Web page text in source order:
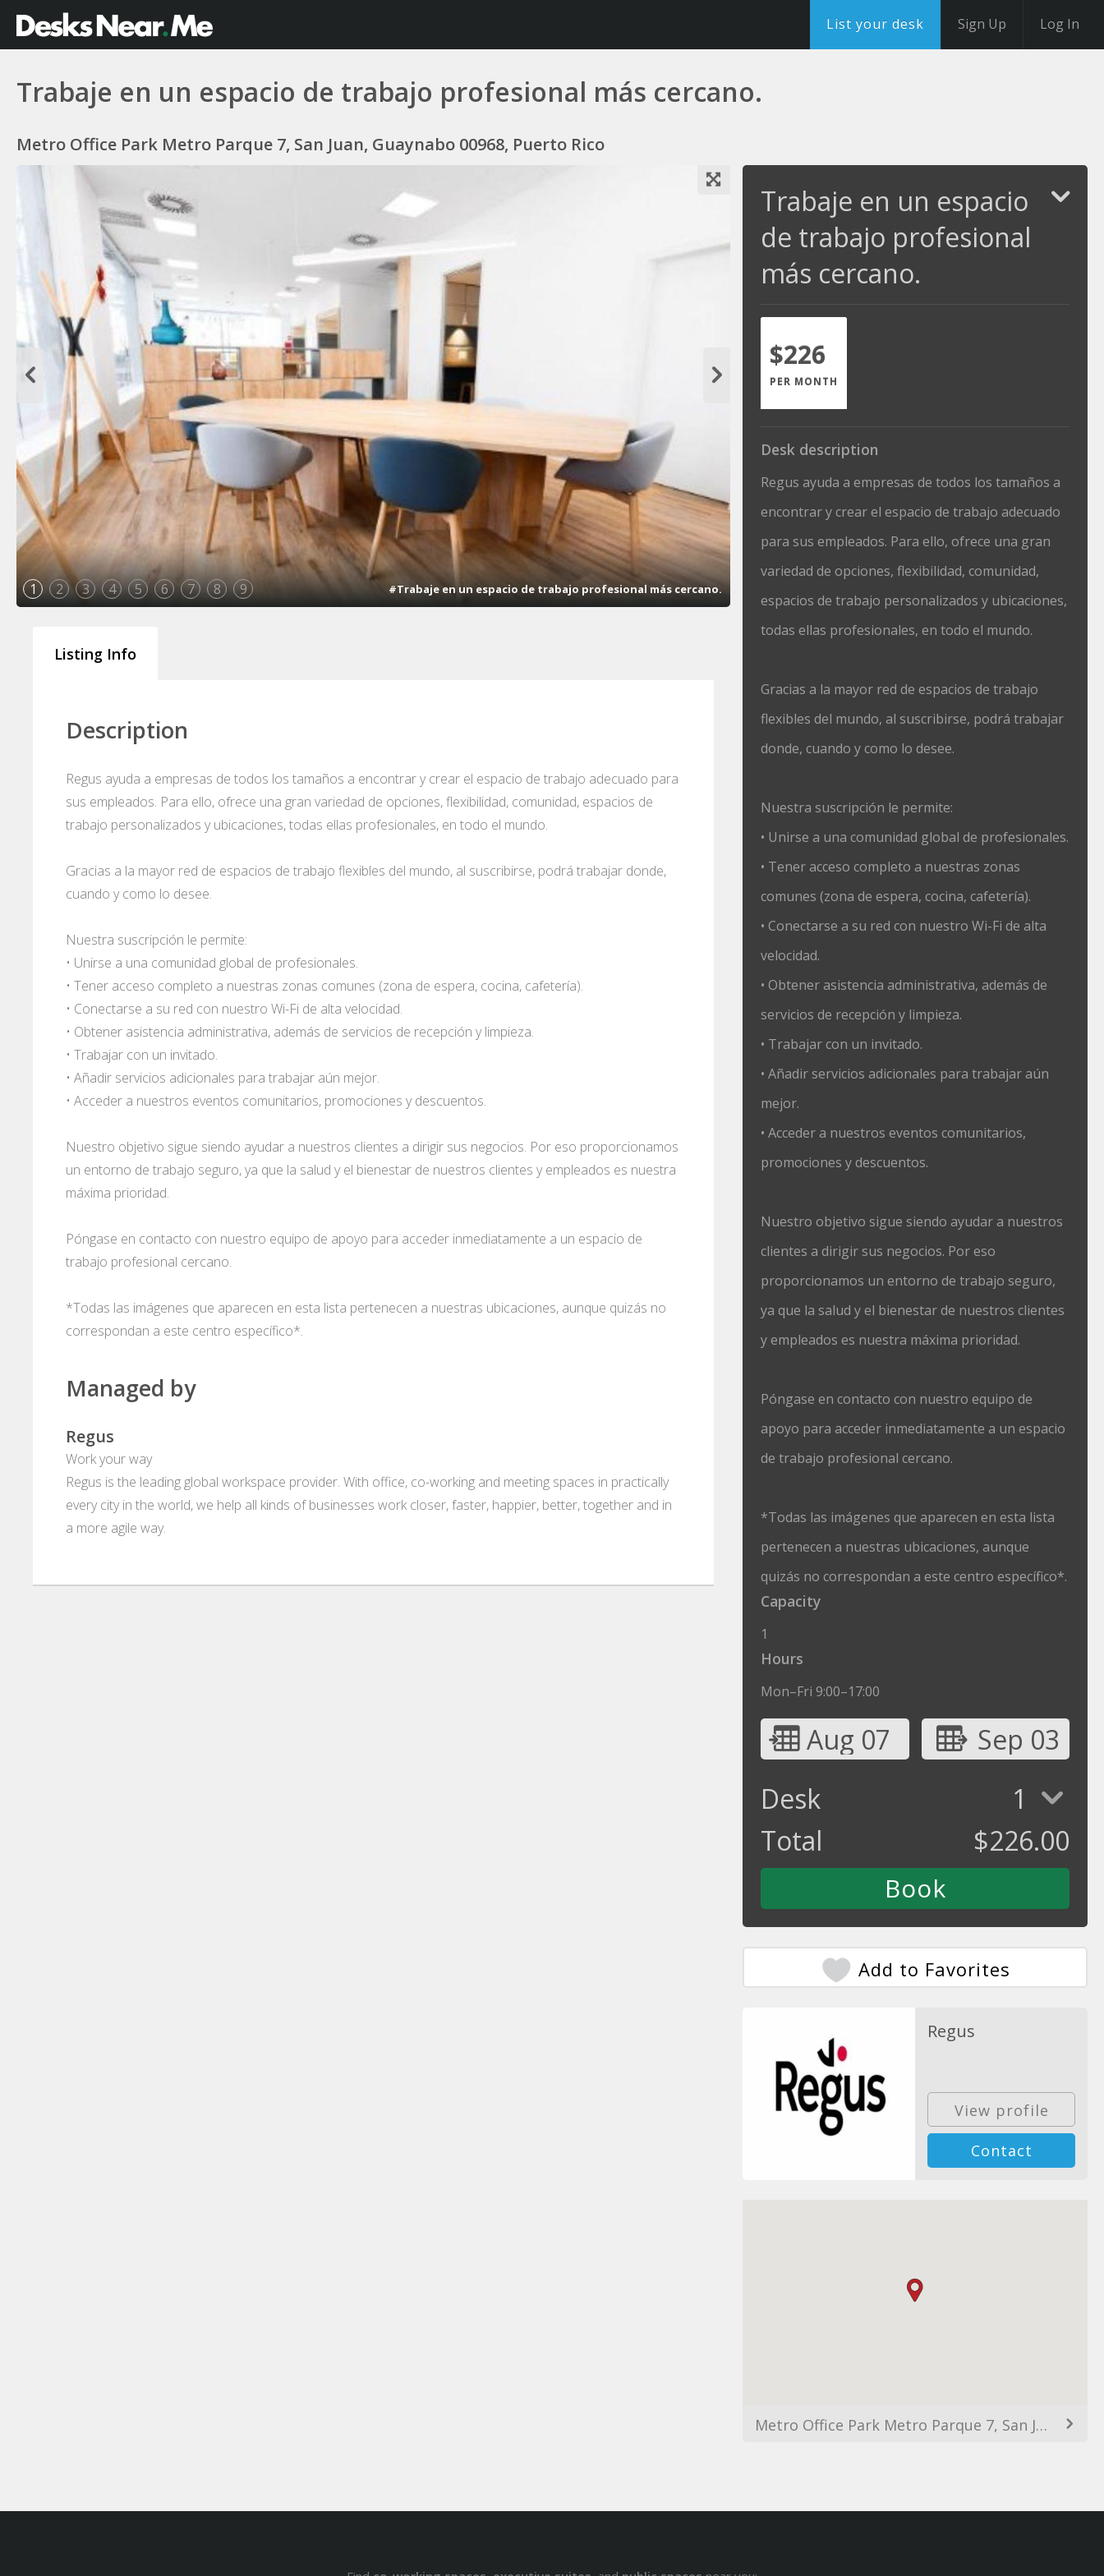
List your desk Sign Up Log In
Trabaje en un espacio de trabajo profesional más cercano.
Metro Office Park Metro Parque 7, San Juan, Guaynabo 00968, Puerto Rico
1 2 3 4 5 6 7 8 9 #Trabaje en un espacio de trabajo profesional más cercano.
Listing Info
Description
Regus ayuda a empresas de todos los tamaños a encontrar y crear el espacio de trabajo adecuado para
sus empleados. Para ello, ofrece una gran variedad de opciones, flexibilidad, comunidad, espacios de
trabajo personalizados y ubicaciones, todas ellas profesionales, en todo el mundo.
Gracias a la mayor red de espacios de trabajo flexibles del mundo, al suscribirse, podrá trabajar donde,
cuando y como lo desee.
Nuestra suscripción le permite:
• Unirse a una comunidad global de profesionales.
• Tener acceso completo a nuestras zonas comunes (zona de espera, cocina, cafetería).
• Conectarse a su red con nuestro Wi-Fi de alta velocidad.
• Obtener asistencia administrativa, además de servicios de recepción y limpieza.
• Trabajar con un invitado.
• Añadir servicios adicionales para trabajar aún mejor.
• Acceder a nuestros eventos comunitarios, promociones y descuentos.
Nuestro objetivo sigue siendo ayudar a nuestros clientes a dirigir sus negocios. Por eso proporcionamos
un entorno de trabajo seguro, ya que la salud y el bienestar de nuestros clientes y empleados es nuestra
máxima prioridad.
Póngase en contacto con nuestro equipo de apoyo para acceder inmediatamente a un espacio de
trabajo profesional cercano.
*Todas las imágenes que aparecen en esta lista pertenecen a nuestras ubicaciones, aunque quizás no
correspondan a este centro específico*.
Managed by
Regus
Work your way
Regus is the leading global workspace provider. With office, co-working and meeting spaces in practically
every city in the world, we help all kinds of businesses work closer, faster, happier, better, together and in
a more agile way.
Trabaje en un espacio
de trabajo profesional
más cercano.
$226
PER MONTH
Desk description
Regus ayuda a empresas de todos los tamaños a
encontrar y crear el espacio de trabajo adecuado
para sus empleados. Para ello, ofrece una gran
variedad de opciones, flexibilidad, comunidad,
espacios de trabajo personalizados y ubicaciones,
todas ellas profesionales, en todo el mundo.
Gracias a la mayor red de espacios de trabajo
flexibles del mundo, al suscribirse, podrá trabajar
donde, cuando y como lo desee.
Nuestra suscripción le permite:
• Unirse a una comunidad global de profesionales.
• Tener acceso completo a nuestras zonas
comunes (zona de espera, cocina, cafetería).
• Conectarse a su red con nuestro Wi-Fi de alta
velocidad.
• Obtener asistencia administrativa, además de
servicios de recepción y limpieza.
• Trabajar con un invitado.
• Añadir servicios adicionales para trabajar aún
mejor.
• Acceder a nuestros eventos comunitarios,
promociones y descuentos.
Nuestro objetivo sigue siendo ayudar a nuestros
clientes a dirigir sus negocios. Por eso
proporcionamos un entorno de trabajo seguro,
ya que la salud y el bienestar de nuestros clientes
y empleados es nuestra máxima prioridad.
Póngase en contacto con nuestro equipo de
apoyo para acceder inmediatamente a un espacio
de trabajo profesional cercano.
*Todas las imágenes que aparecen en esta lista
pertenecen a nuestras ubicaciones, aunque
quizás no correspondan a este centro específico*.
Capacity
1
Hours
Mon–Fri 9:00–17:00
Aug 07
Sep 03
Desk
1
Total
$226.00
Add to Favorites
Regus
View profile
Contact
Metro Office Park Metro Parque 7, San Juan, Guaynabo 00968, Puerto Rico